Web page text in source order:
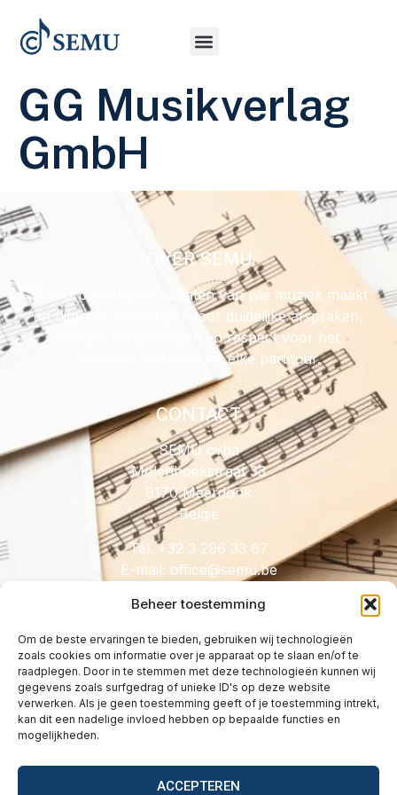
Beheer toestemming
Om de beste ervaringen te bieden, gebruiken wij technologieën
zoals cookies om informatie over je apparaat op te slaan en/of te
raadplegen. Door in te stemmen met deze technologieën kunnen wij
gegevens zoals surfgedrag of unieke ID's op deze website
verwerken. Als je geen toestemming geeft of je toestemming intrekt,
kan dit een nadelige invloed hebben op bepaalde functies en
mogelijkheden.
ACCEPTEREN
GG Musikverlag
GmbH
OVER SEMU
SEMU behartigt de rechten van wie muziek maakt
en uitgeeft. We zorgen voor duidelijke afspraken,
eerlijke vergoedingen en respect voor het
creatieve werk achter elke partituur.
CONTACT
SEMU cvba
Molenhoekstraat 33
9170 Meerdonk
België
Tel. +32 3 296 33 67
E-mail:
eb.umes
@eciffo
HANDIG
Licenties
Tarieven
Wetgeving